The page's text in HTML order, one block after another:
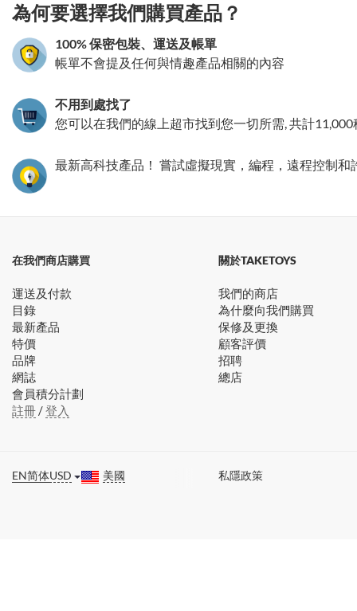
為何要選擇我們購買產品？
100% 保密包裝、運送及帳單
帳單不會提及任何與情趣產品相關的內容
不用到處找了
您可以在我們的線上超市找到您一切所需, 共計11,000
最新高科技產品！ 嘗試虛擬現實，編程，遠程控制
在我們商店購買
運送及付款
目錄
最新產品
特價
品牌
網誌
會員積分計劃
註冊/登入
關於TAKETOYS
我們的商店
為什麼向我們購買
保修及更換
顧客評價
招聘
總店
EN简体USD 美國 私隱政策